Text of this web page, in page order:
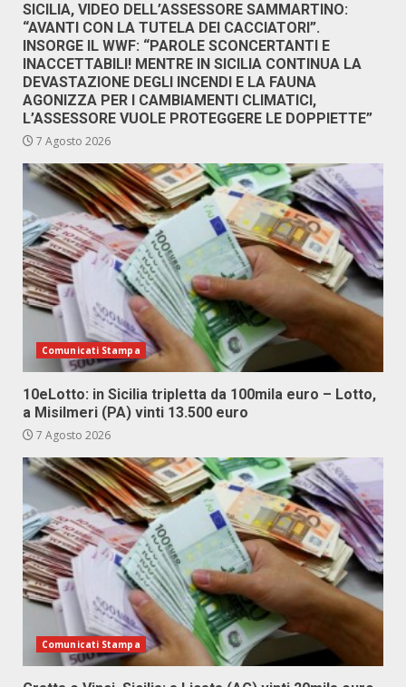
SICILIA, VIDEO DELL’ASSESSORE SAMMARTINO:
“AVANTI CON LA TUTELA DEI CACCIATORI”.
INSORGE IL WWF: “PAROLE SCONCERTANTI E
INACCETTABILI! MENTRE IN SICILIA CONTINUA LA
DEVASTAZIONE DEGLI INCENDI E LA FAUNA
AGONIZZA PER I CAMBIAMENTI CLIMATICI,
L’ASSESSORE VUOLE PROTEGGERE LE DOPPIETTE”
7 Agosto 2026
Comunicati Stampa
10eLotto: in Sicilia tripletta da 100mila euro – Lotto,
a Misilmeri (PA) vinti 13.500 euro
7 Agosto 2026
Comunicati Stampa